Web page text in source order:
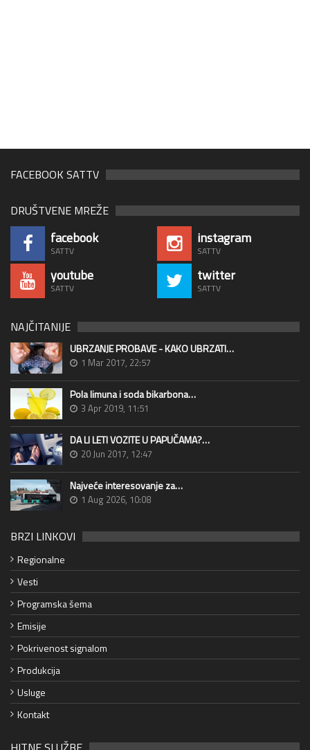
FACEBOOK SATTV
DRUŠTVENE MREŽE
facebook
SATTV
instagram
SATTV
youtube
SATTV
twitter
SATTV
NAJČITANIJE
UBRZANJE PROBAVE - KAKO UBRZATI…
1 Mar 2017, 22:57
Pola limuna i soda bikarbona…
3 Apr 2019, 11:51
DA LI LETI VOZITE U PAPUČAMA?…
20 Jun 2017, 12:47
Najveće interesovanje za…
1 Aug 2026, 10:08
BRZI LINKOVI
Regionalne
Vesti
Programska šema
Emisije
Pokrivenost signalom
Produkcija
Usluge
Kontakt